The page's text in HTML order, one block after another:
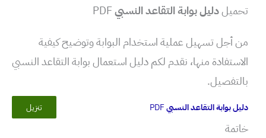
تحميلدليل بوابة التقاعد النسبي
من أجل تسهيل عملية استخدام البوابة وتوضيح كيفية
الاستفادة منها، نقدم لكم دليل استعمال بوابة التقاعد النسبي
بالتفصيل.
دليل بوابة التقاعد النسبي تنزيل
خاتمة